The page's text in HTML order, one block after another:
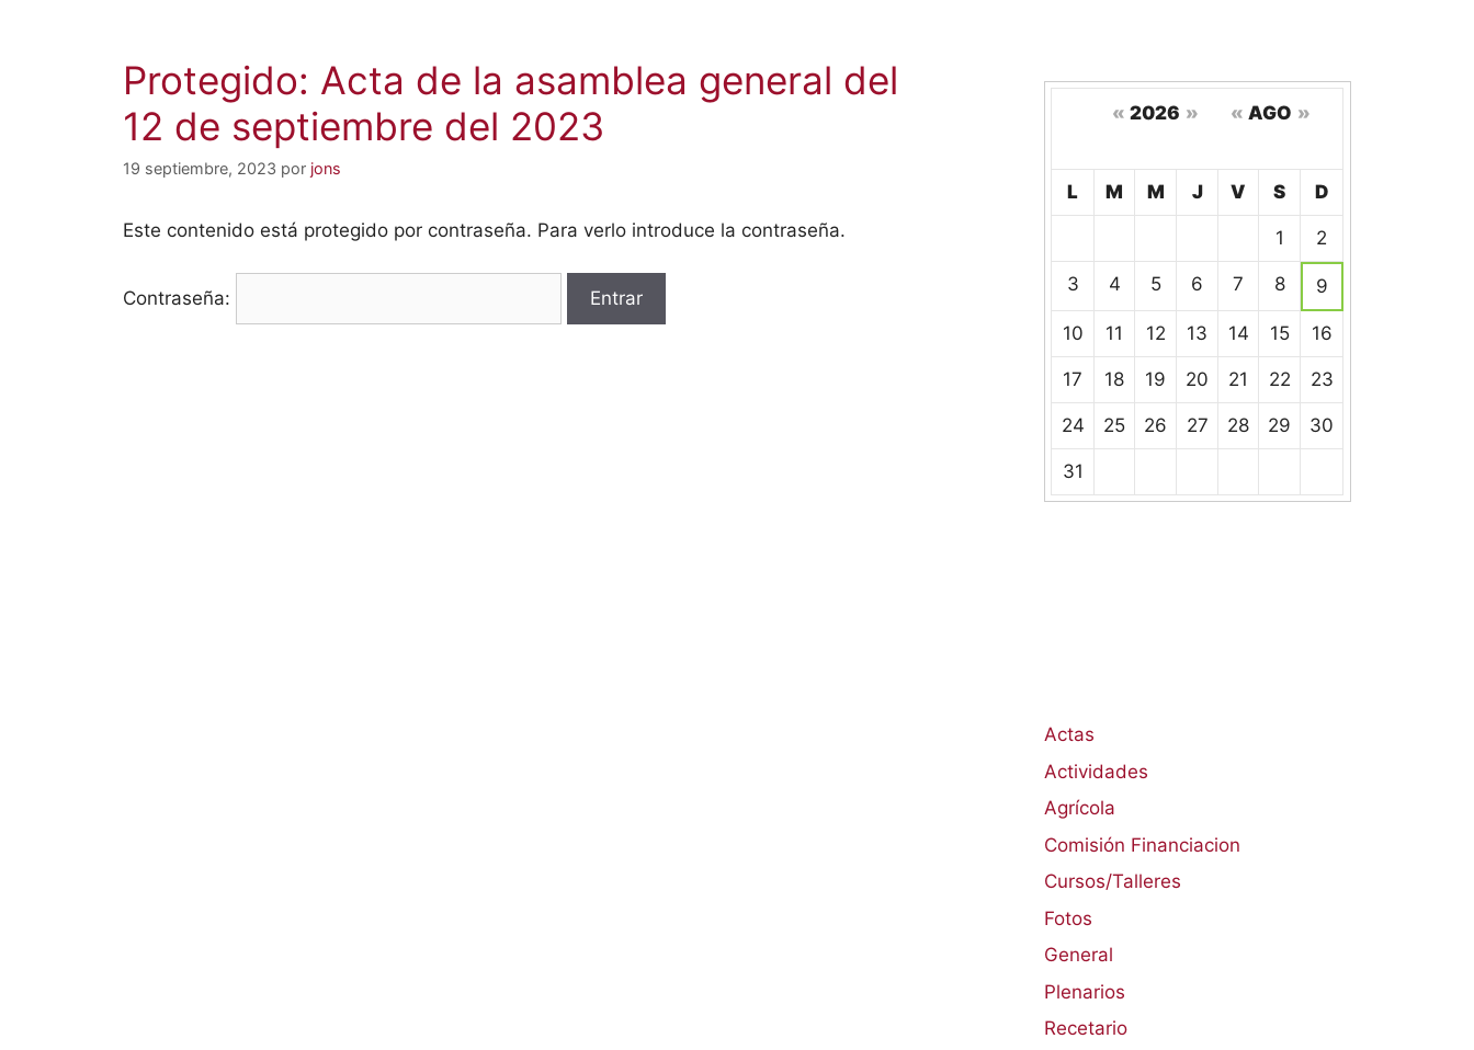
Protegido: Acta de la asamblea general del
12 de septiembre del 2023
19 septiembre, 2023 por jons
Este contenido está protegido por contraseña. Para verlo introduce la contraseña.
Contraseña:
calendario
de
eventos
« 2026 » « AGO »
L M M J V S D
1 2
3 4 5 6 7 8 9
10 11 12 13 14 15 16
17 18 19 20 21 22 23
24 25 26 27 28 29 30
31
Actas
Actividades
Agrícola
Comisión Financiacion
Cursos/Talleres
Fotos
General
Plenarios
Recetario